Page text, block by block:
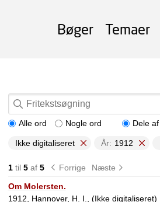
Bøger Temaer
Alle ord Nogle ord Dele
Ikke digitaliseret År: 1912
1til 5af 5 Forrige
Næste
Om Molersten.
1912, Hannover, H. I., (Ikke digitaliseret)